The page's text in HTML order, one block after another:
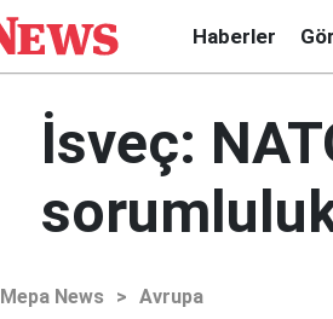
Haberler
İsveç:
Mepa News > Avrupa